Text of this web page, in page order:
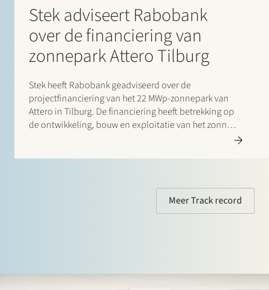
Stek adviseert Rabobank
over de financiering van
zonnepark Attero Tilburg
Stek heeft Rabobank geadviseerd over de
projectfinanciering van het 22 MWp-zonnepark van
Attero in Tilburg. De financiering heeft betrekking op
de ontwikkeling, bouw en exploitatie van het zonne-
Meer Track record